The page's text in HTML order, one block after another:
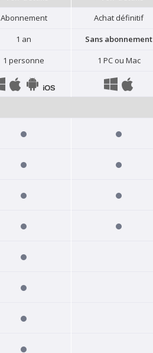
Abonnement Achat définitif
1 an Sans abonnement
1 personne 1 PC ou Mac